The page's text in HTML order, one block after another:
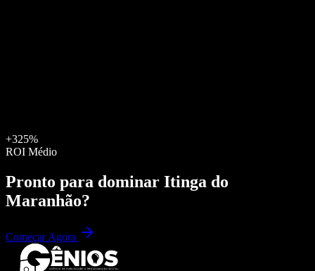
+325%
ROI Médio
Pronto para dominar Itinga do
Maranhão?
Começar Agora